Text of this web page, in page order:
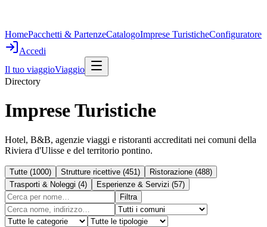
HomePacchetti & PartenzeCatalogoImprese TuristicheConfiguratore
Accedi
Il tuo viaggioViaggio
Directory
Imprese Turistiche
Hotel, B&B, agenzie viaggi e ristoranti accreditati nei comuni della
Riviera d'Ulisse e del territorio pontino.
Tutte (1000) Strutture ricettive (451 ) Ristorazione (488)
Trasporti & Noleggi (4) Esperienze & Servizi (57)
Filtra